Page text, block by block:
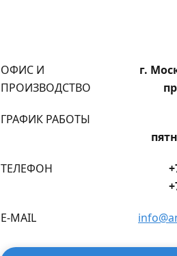
ОФИС И
ПРОИЗВОДСТВО
г.
ГРАФИК РАБОТЫ
ТЕЛЕФОН
E-MAIL